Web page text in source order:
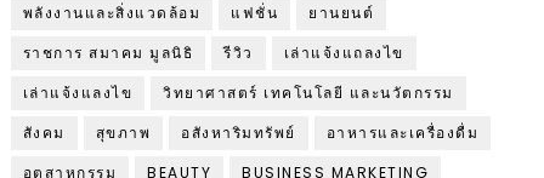
พลังงานและสิ่งแวดล้อม
แฟชั่น
ยานยนต์
ราชการ สมาคม มูลนิธิ
รีวิว
เล่าแจ้งแถลงไข
เล่าแจ้งแลงไข
วิทยาศาสตร์ เทคโนโลยี และนวัตกรรม
สังคม
สุขภาพ อสังหาริมทรัพย์
อาหารและเครื่องดื่ม
อุตสาหกรรม
BEAUTY BUSINESS MARKETING